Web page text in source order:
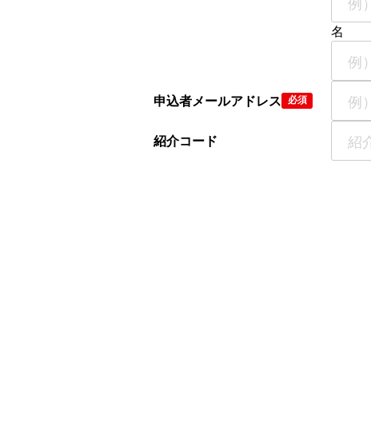
名
申込者メールアドレス 必須
紹介コード